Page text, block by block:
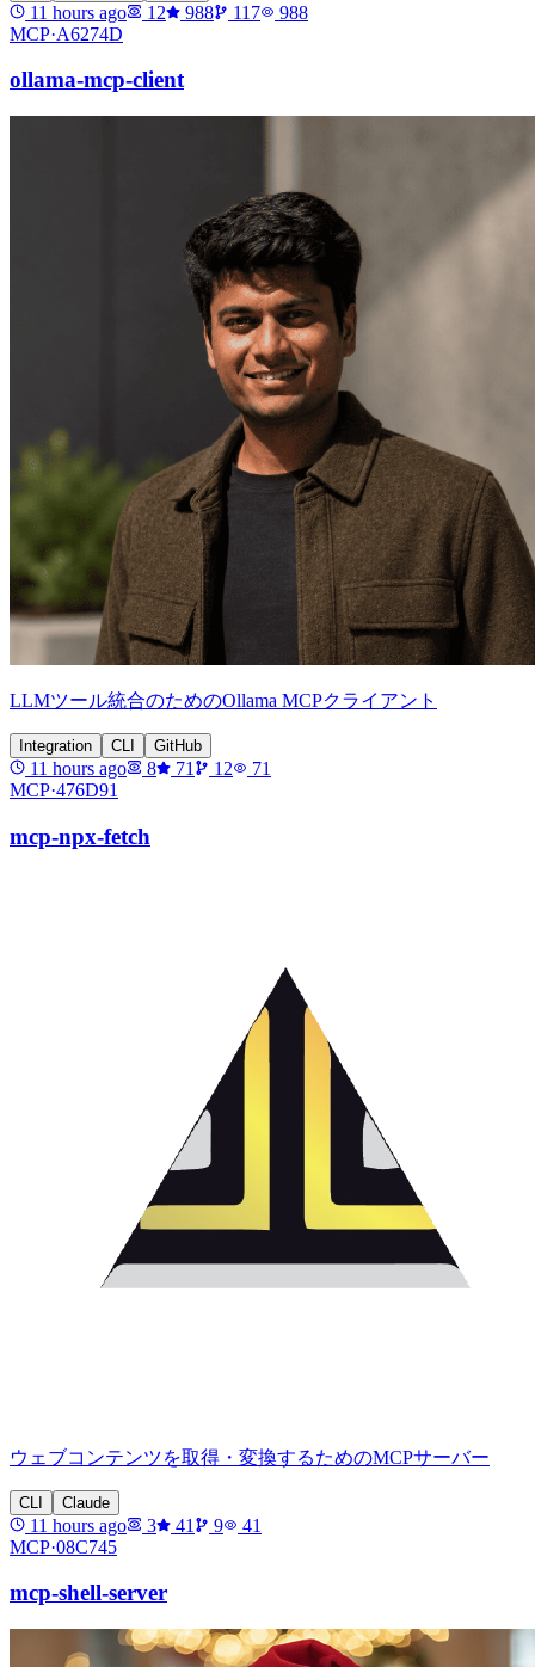
11 hours ago 12 988 117
988
MCP·A6274D
ollama-mcp-client
LLMツール統合のためのOllama MCPクライアント
Integration CLI GitHub
11 hours ago 8 71 12
71
MCP·476D91
mcp-npx-fetch
ウェブコンテンツを取得・変換するためのMCPサーバー
CLI Claude
11 hours ago 3 41 9
41
MCP·08C745
mcp-shell-server